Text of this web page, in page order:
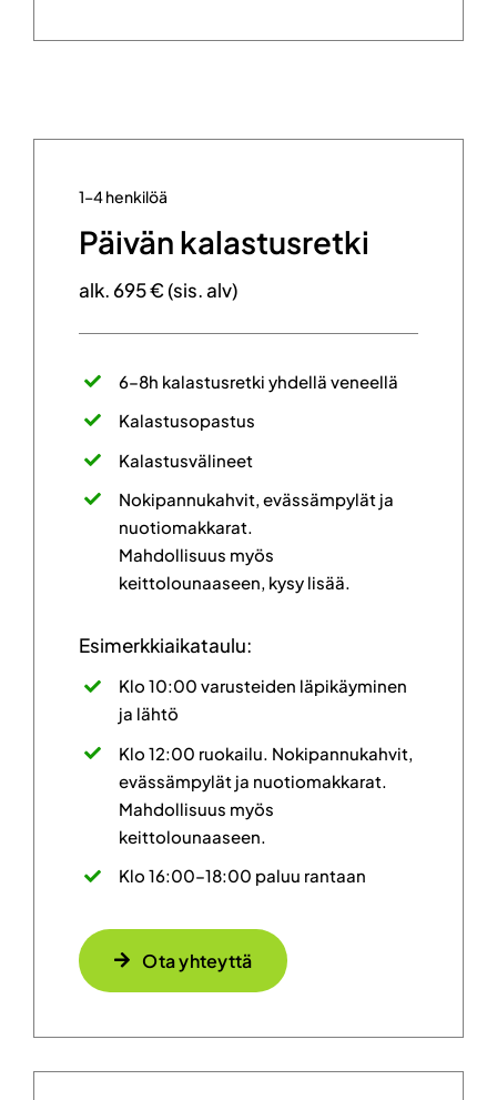
1–4 henkilöä
Päivän kalastusretki
alk. 695 € (sis. alv)
6–8h kalastusretki yhdellä veneellä
Kalastusopastus
Kalastusvälineet
Nokipannukahvit, evässämpylät ja
nuotiomakkarat.
Mahdollisuus myös
keittolounaaseen, kysy lisää.
Esimerkkiaikataulu:
Klo 10:00 varusteiden läpikäyminen
ja lähtö
Klo 12:00 ruokailu. Nokipannukahvit,
evässämpylät ja nuotiomakkarat.
Mahdollisuus myös
keittolounaaseen.
Klo 16:00–18:00 paluu rantaan
Ota yhteyttä